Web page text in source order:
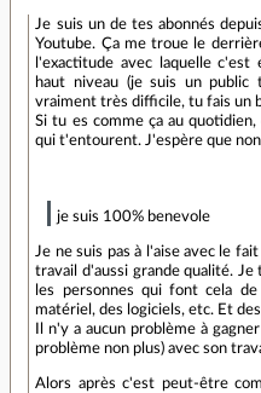
Je suis un de tes abonnés
Youtube. Ça me troue le
l'exactitude avec laquelle
haut niveau (je suis un public
vraiment très difficile, tu fais un
Si tu es comme ça au
qui t'entourent. J'espère que
je suis 100% benevole
Je ne suis pas à l'aise avec le
travail d'aussi grande qualité.
les personnes qui font cela
matériel, des logiciels, etc. Et
Il n'y a aucun problème à
problème non plus) avec son
Alors après c'est peut-être